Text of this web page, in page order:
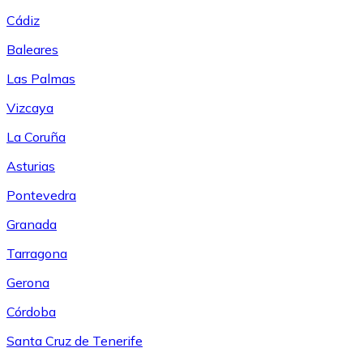
Cádiz
Baleares
Las Palmas
Vizcaya
La Coruña
Asturias
Pontevedra
Granada
Tarragona
Gerona
Córdoba
Santa Cruz de Tenerife